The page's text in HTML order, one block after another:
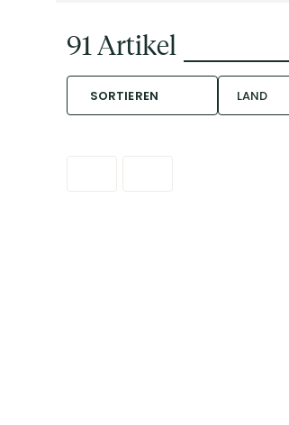
91Artikel
SORTIEREN LAND